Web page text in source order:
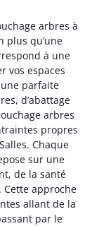
arbres à
plus qu’une
à une
vos espaces
parfaite
d’abattage
arbres
propres
Chaque
sur une
de la santé
approche
allant de la
par le